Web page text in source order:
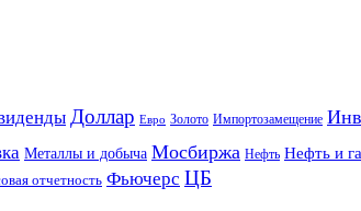
Доллар Евро Золото Импортозамещение
Металлы и добыча Мосбиржа Нефть Нефть и
отчетность Фьючерс ЦБ